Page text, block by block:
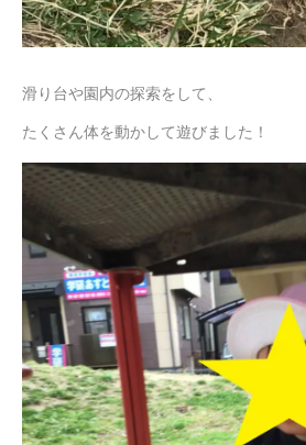
滑り台や園内の探索をして、
たくさん体を動かして遊びました！